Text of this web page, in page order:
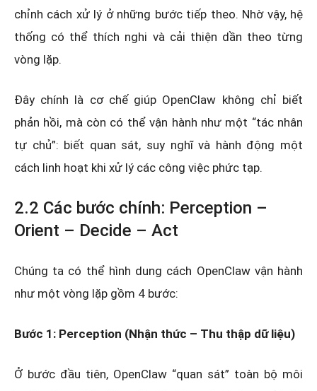
chỉnh cách xử lý ở những bước tiếp theo. Nhờ vậy, hệ
thống có thể thích nghi và cải thiện dần theo từng
vòng lặp.
Đây chính là cơ chế giúp OpenClaw không chỉ biết
phản hồi, mà còn có thể vận hành như một “tác nhân
tự chủ”: biết quan sát, suy nghĩ và hành động một
cách linh hoạt khi xử lý các công việc phức tạp.
2.2 Các bước chính: Perception –
Orient – Decide – Act
Chúng ta có thể hình dung cách OpenClaw vận hành
như một vòng lặp gồm 4 bước:
Bước 1: Perception (Nhận thức – Thu thập dữ liệu)
Ở bước đầu tiên, OpenClaw “quan sát” toàn bộ môi